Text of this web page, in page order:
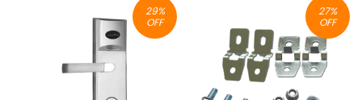
29%
OFF
27%
OFF